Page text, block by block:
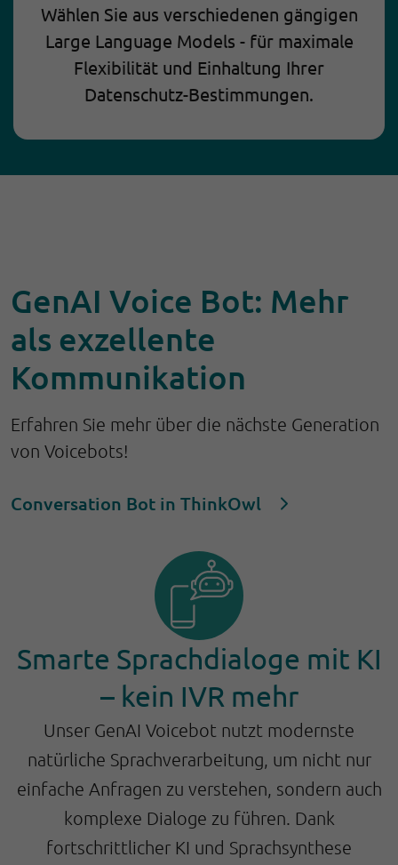
Wählen Sie aus verschiedenen gängigen
Large Language Models - für maximale
Flexibilität und Einhaltung Ihrer
Datenschutz-Bestimmungen.
GenAI Voice Bot: Mehr
als exzellente
Kommunikation
Erfahren Sie mehr über die nächste Generation
von Voicebots!
Conversation Bot in ThinkOwl
Smarte Sprachdialoge mit KI
– kein IVR mehr
Unser GenAI Voicebot nutzt modernste
natürliche Sprachverarbeitung, um nicht nur
einfache Anfragen zu verstehen, sondern auch
komplexe Dialoge zu führen. Dank
fortschrittlicher KI und Sprachsynthese